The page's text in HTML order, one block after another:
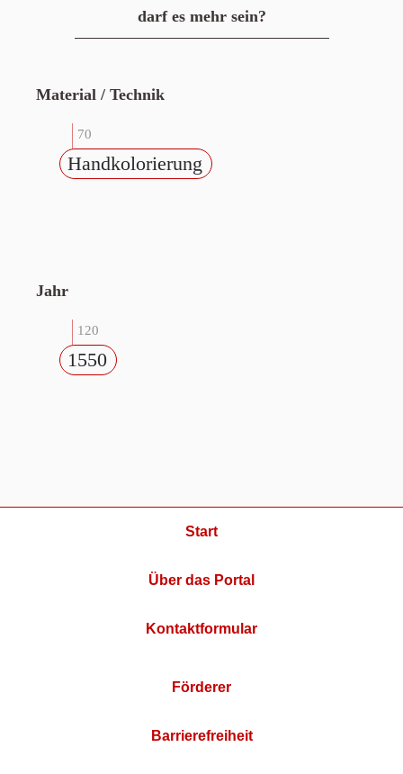
darf es mehr sein?
Material / Technik
70
Handkolorierung
Jahr
120
1550
Start
Über das Portal
Kontaktformular
Förderer
Barrierefreiheit